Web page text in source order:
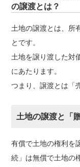
の譲渡とは？
土地の譲渡とは、所
とです。
土地を譲り渡した対
にあたります。
つまり、譲渡とは「
土地の譲渡と「
有償で土地の権利を
続」は無償で土地の